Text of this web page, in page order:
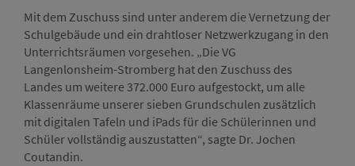
Mit dem Zuschuss sind unter anderem die Vernetzung der
Schulgebäude und ein drahtloser Netzwerkzugang in den
Unterrichtsräumen vorgesehen. „Die VG
Langenlonsheim-Stromberg hat den Zuschuss des
Landes um weitere 372.000 Euro aufgestockt, um alle
Klassenräume unserer sieben Grundschulen zusätzlich
mit digitalen Tafeln und iPads für die Schülerinnen und
Schüler vollständig auszustatten“, sagte Dr. Jochen
Coutandin.